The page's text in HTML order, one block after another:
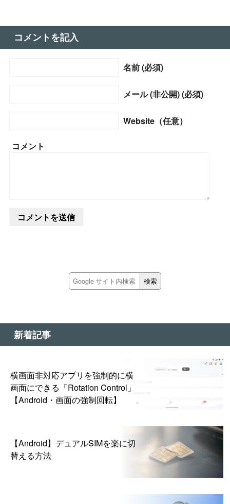
コメントを記入
名前 (必須)
メール (非公開) (必須)
Website（任意）
コメント
新着記事
横画面非対応アプリを強制的に横
画面にできる「Rotation Control」
【Android・画面の強制回転】
【Android】デュアルSIMを楽に切
替える方法